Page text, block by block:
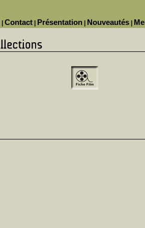
Nouveautés
Présentation
Contact